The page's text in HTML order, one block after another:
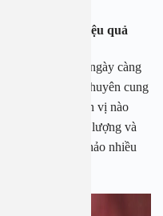
an toàn và hiệu quả
viêm amidan ngày càng
các cơ sở y tế chuyên cung
không phải đơn vị nào
sản phẩm chất lượng và
bạn nên tham khảo nhiều